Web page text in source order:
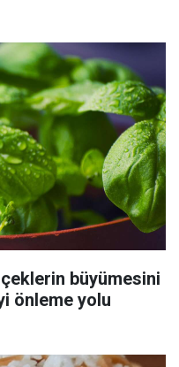
büyümesini
önleme yolu